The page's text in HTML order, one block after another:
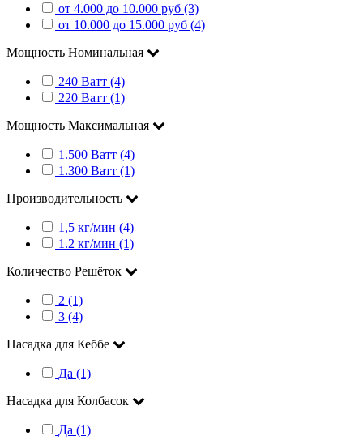
от 4.000 до 10.000 руб (3)
от 10.000 до 15.000 руб (4)
Мощность Номинальная
240 Ватт (4)
220 Ватт (1)
Мощность Максимальная
1.500 Ватт (4)
1.300 Ватт (1)
Производительность
1,5 кг/мин (4)
1.2 кг/мин (1)
Количество Решёток
2 (1)
3 (4)
Насадка для Кеббе
Да (1)
Насадка для Колбасок
Да (1)